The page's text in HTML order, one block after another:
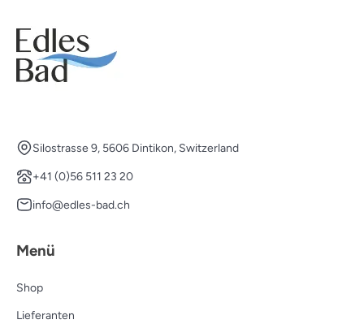
Silostrasse 9, 5606 Dintikon, Switzerland
+41 (0)56 511 23 20
info@edles-bad.ch
Menü
Shop
Lieferanten